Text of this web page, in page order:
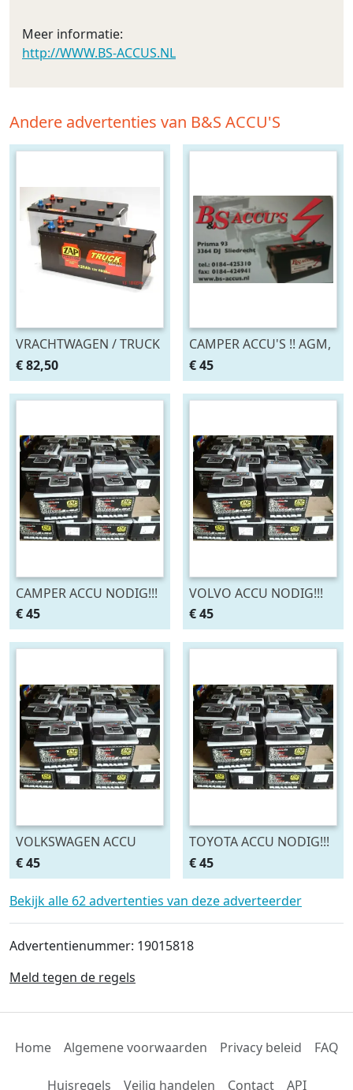
Meer informatie:
http://WWW.BS-ACCUS.NL
Andere advertenties van B&S ACCU'S
VRACHTWAGEN / TRUCK
ACCU'S B&S ACCU'S
SLIEDRECHT
€ 82,50
CAMPER ACCU'S !! AGM,
START , SEMI-TRACTIE
GEL ,B&S
€ 45
CAMPER ACCU NODIG!!!
B&S ACCU'S SLIEDRECHT
0184-425310
€ 45
VOLVO ACCU NODIG!!!
B&S ACCU'S SLIEDRECHT
0184-425310
€ 45
VOLKSWAGEN ACCU
NODIG!!! B&S ACCU'S
SLIEDRECHT
€ 45
TOYOTA ACCU NODIG!!!
B&S ACCU'S SLIEDRECHT
0184-425310
€ 45
Bekijk alle 62 advertenties van deze adverteerder
Advertentienummer: 19015818
Meld tegen de regels
Home Algemene voorwaarden Privacy beleid FAQ
Huisregels Veilig handelen Contact API